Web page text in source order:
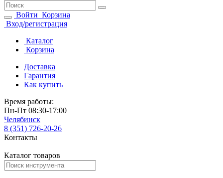
Войти Корзина
Вход/регистрация
Каталог
Корзина
Доставка
Гарантия
Как купить
Время работы:
Пн-Пт 08:30-17:00
Челябинск
8 (351) 726-20-26
Контакты
Каталог товаров